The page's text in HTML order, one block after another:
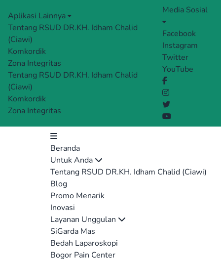
Aplikasi Lainnya
Tentang RSUD DR.KH. Idham Chalid
(Ciawi)
Komkordik
Zona Integritas
Tentang RSUD DR.KH. Idham Chalid
(Ciawi)
Komkordik
Zona Integritas
Media Sosial
Facebook
Instagram
Twitter
YouTube
Beranda
Untuk Anda
Tentang RSUD DR.KH. Idham Chalid (Ciawi)
Blog
Promo Menarik
Inovasi
Layanan Unggulan
SiGarda Mas
Bedah Laparoskopi
Bogor Pain Center